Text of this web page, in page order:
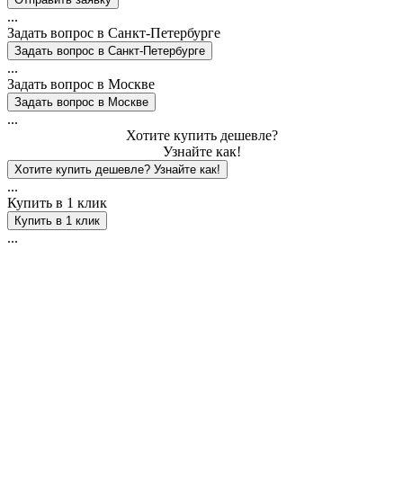
...
Задать вопрос в Санкт-Петербурге
...
Задать вопрос в Москве
...
Хотите купить дешевле?
Узнайте как!
...
Купить в 1 клик
...